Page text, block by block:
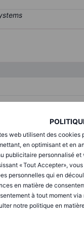
web utilisent des cookies
en optimisant et en
publicitaire personnalisé et
« Tout Accepter»,
personnelles qui en
en matière de
à tout moment
notre politique en